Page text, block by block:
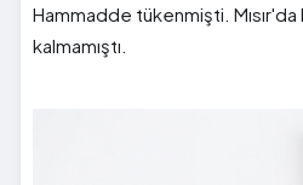
Hammadde tükenmişti. Mısır'da
kalmamıştı.